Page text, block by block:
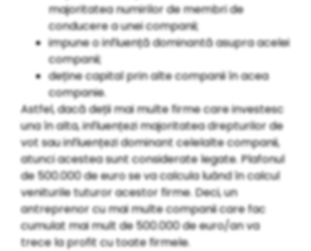
majoritatea numirilor de membri de
conducere a unei companii;
impune o influență dominantă asupra acelei
companii;
deține capital prin alte companii în acea
companie.
Astfel, dacă deții mai multe firme care investesc
una în alta, influențezi majoritatea drepturilor de
vot sau influențezi dominant celelalte companii,
atunci acestea sunt considerate legate. Plafonul
de 500.000 de euro se va calcula luând în calcul
veniturile tuturor acestor firme. Deci, un
antreprenor cu mai multe companii care fac
cumulat mai mult de 500.000 de euro/an va
trece la profit cu toate firmele.